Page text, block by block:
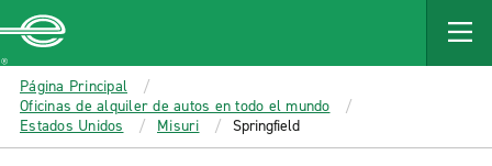
MAIN
CONTENT
Enterprise
Página Principal
Oficinas de alquiler de autos en todo el mundo
Estados Unidos
Misuri Springfield